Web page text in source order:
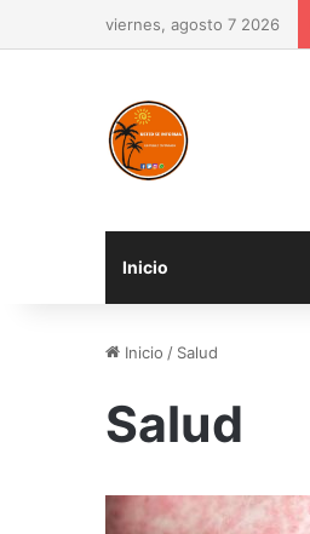
viernes, agosto 7 2026
Inicio
Inicio / Salud
Salud